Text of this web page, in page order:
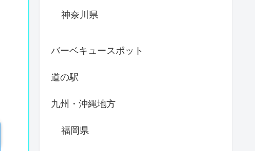
神奈川県
バーベキュースポット
道の駅
九州・沖縄地方
福岡県